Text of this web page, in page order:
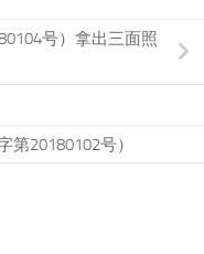
号）拿出三面照
20180102号）